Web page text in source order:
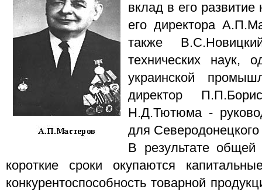
вклад в его
его директора
также
технических наук,
украинской
директор
Н.Д.Тютюма -
для
В результате
короткие сроки окупаются
конкурентоспособность товарной